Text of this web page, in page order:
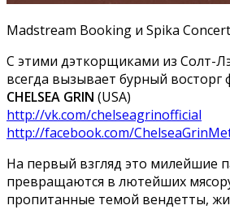
Madstream Booking и Spika
С этими дэткорщиками из Солт-
всегда вызывает бурный восторг
CHELSEA GRIN (USA)
http://vk.com/chelseagrinofficial
http://facebook.com/
На первый взгляд это милейшие
превращаются в лютейших
пропитанные темой вендетты,